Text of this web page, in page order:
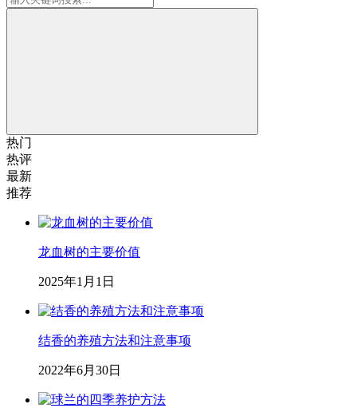
热门
热评
最新
推荐
龙血树的主要价值
2025年1月1日
结香的养殖方法和注意事项
2022年6月30日